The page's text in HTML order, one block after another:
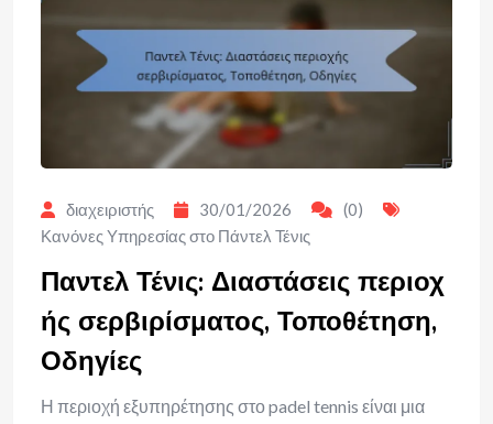
διαχειριστής 30/01/2026
(0)
Κανόνες Υπηρεσίας στο Πάντελ Τένις
Παντελ Τένις: Διαστάσεις περιοχ
ής σερβιρίσματος, Τοποθέτηση,
Οδηγίες
Η περιοχή εξυπηρέτησης στο padel tennis είναι μια